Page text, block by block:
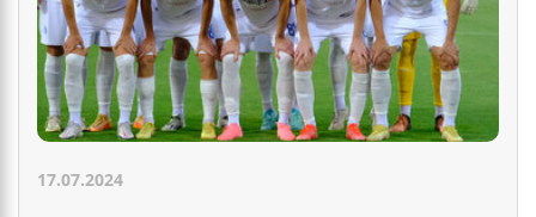
17.07.2024